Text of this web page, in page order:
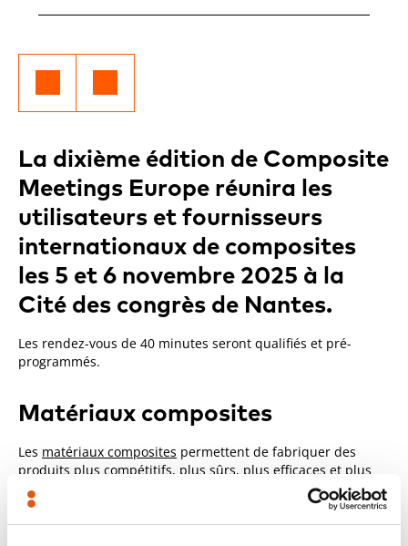
La dixième édition de Composite
Meetings Europe réunira les
utilisateurs et fournisseurs
internationaux de composites
les 5 et 6 novembre 2025 à la
Cité des congrès de Nantes.
Les rendez-vous de 40 minutes seront qualifiés et pré-
programmés.
Matériaux composites
Les matériaux composites permettent de fabriquer des
produits plus compétitifs, plus sûrs, plus efficaces et plus
respectueux de l’environnement pour les secteurs du
transport
et de lasanté.